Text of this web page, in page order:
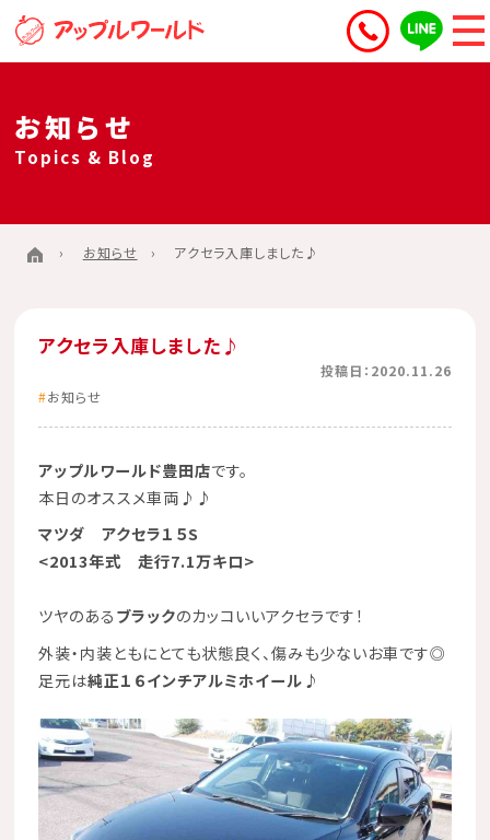
お知らせ
Topics & Blog
お知らせ アクセラ入庫しました♪
アクセラ入庫しました♪
投稿日：2020.11.26
お知らせ
アップルワールド豊田店です。
本日のオススメ車両♪♪
マツダ アクセラ１５S
<2013年式 走行7.1万キロ>
ツヤのあるブラックのカッコいいアクセラです！
外装・内装ともにとても状態良く、傷みも少ないお車です◎
足元は純正１６インチアルミホイール♪